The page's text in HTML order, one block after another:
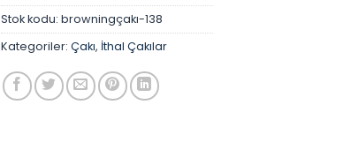
Stok kodu: browningçakı-138
Kategoriler: Çakı, İthal Çakılar